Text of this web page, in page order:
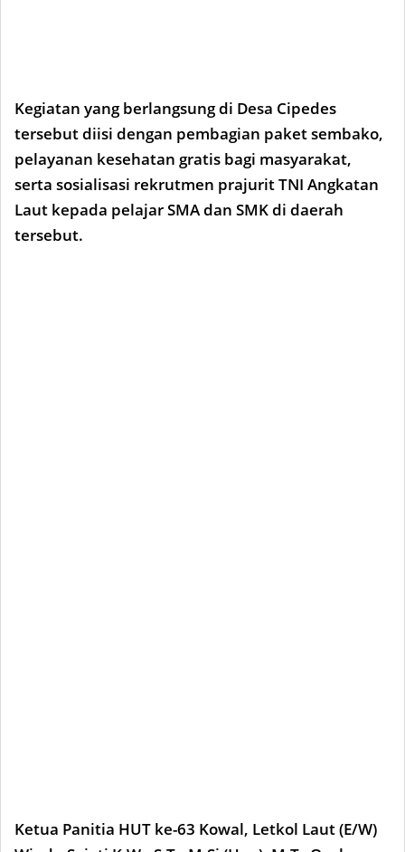
Kegiatan yang berlangsung di Desa Cipedes
tersebut diisi dengan pembagian paket sembako,
pelayanan kesehatan gratis bagi masyarakat,
serta sosialisasi rekrutmen prajurit TNI Angkatan
Laut kepada pelajar SMA dan SMK di daerah
tersebut.
Ketua Panitia HUT ke-63 Kowal, Letkol Laut (E/W)